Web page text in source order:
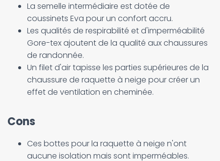
La semelle intermédiaire est dotée de
coussinets Eva pour un confort accru.
Les qualités de respirabilité et d'imperméabilité
Gore-tex ajoutent de la qualité aux chaussures
de randonnée.
Un filet d'air tapisse les parties supérieures de la
chaussure de raquette à neige pour créer un
effet de ventilation en cheminée.
Cons
Ces bottes pour la raquette à neige n'ont
aucune isolation mais sont imperméables.